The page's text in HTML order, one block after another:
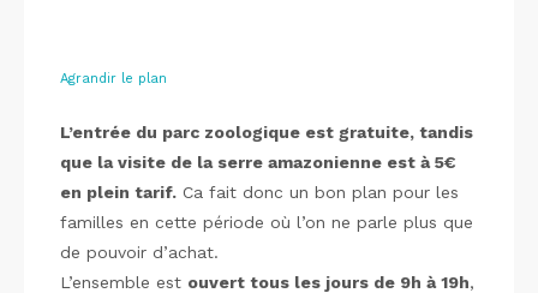
Agrandir le plan
L’entrée du parc zoologique est gratuite, tandis
que la visite de la serre amazonienne est à 5€
en plein tarif. Ca fait donc un bon plan pour les
familles en cette période où l’on ne parle plus que
de pouvoir d’achat.
L’ensemble est ouvert tous les jours de 9h à 19h,